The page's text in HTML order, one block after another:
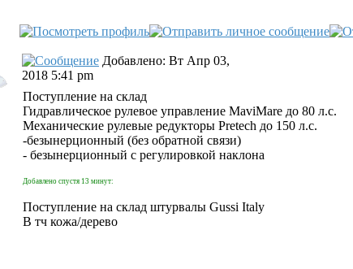
Добавлено: Вт Апр 03,
2018 5:41 pm
Поступление на склад
Гидравлическое рулевое управление MaviMare до 80 л.с.
Механические рулевые редукторы Pretech до 150 л.с.
-безынерционный (без обратной связи)
- безынерционный с регулировкой наклона
Добавлено спустя 13 минут:
Поступление на склад штурвалы Gussi Italy
В тч кожа/дерево